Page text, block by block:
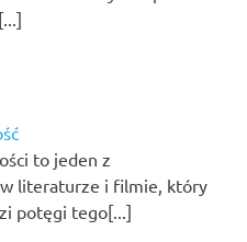
to jeden z
literaturze i filmie, który
potęgi tego[...]